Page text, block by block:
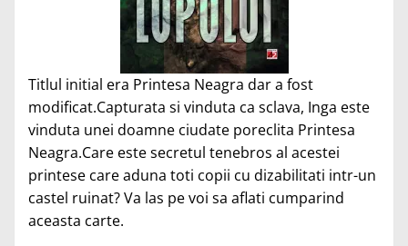
Titlul initial era Printesa Neagra dar a fost
modificat.Capturata si vinduta ca sclava, Inga este
vinduta unei doamne ciudate poreclita Printesa
Neagra.Care este secretul tenebros al acestei
printese care aduna toti copii cu dizabilitati intr-un
castel ruinat? Va las pe voi sa aflati cumparind
aceasta carte.